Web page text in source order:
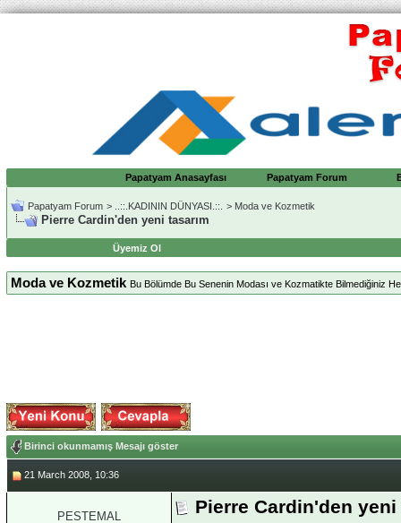
Papatyam Anasayfası Papatyam Forum
Papatyam Forum > ..::.KADININ DÜNYASI.::. > Moda ve Kozmetik
Pierre Cardin'den yeni tasarım
Üyemiz Ol
Moda ve Kozmetik Bu Bölümde Bu Senenin Modası ve Kozmatikte Bilmediğiniz
Birinci okunmamış Mesajı göster
21 March 2008, 10:36
PESTEMAL Pierre Cardin'den yeni